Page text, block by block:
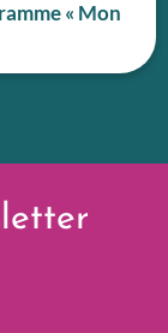
« Mon